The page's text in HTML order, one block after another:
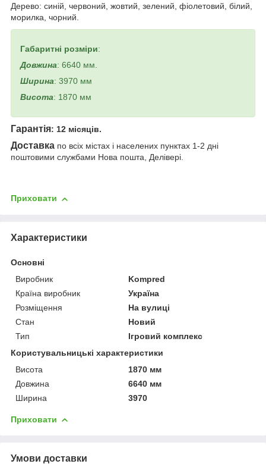
Дерево: синій, червоний, жовтий, зелений, фіолетовий, білий,
морилка, чорний.
Габаритні розміри:
Довжина: 6640 мм.
Ширина: 3970 мм
Висота: 1870 мм
Гарантія: 12 місяців.
Доставка по всіх містах і населених пунктах 1-2 дні
поштовими службами Нова пошта, Делівері.
Приховати
Характеристики
Основні
Виробник
Kompred
Країна виробник
Україна
Розміщення
На вулиці
Стан
Новий
Тип
Ігровий комплекс
Користувальницькі характеристики
Висота
1870 мм
Довжина
6640 мм
Ширина
3970
Приховати
Умови доставки